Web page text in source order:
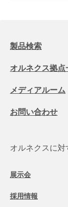
製品検索
オルネクス拠点
メディアルーム
お問い合わせ
オルネクスに
展示会
採用情報